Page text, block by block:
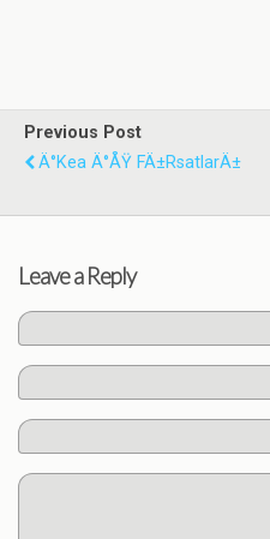
Previous Post
Ä°kea Ä°ÅŸ FÄ±rsatlarÄ±
Leave a Reply